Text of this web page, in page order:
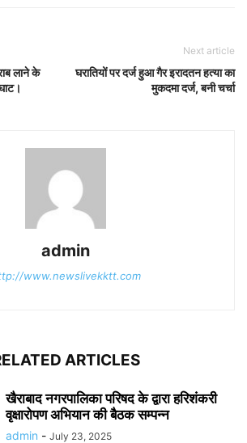
लाने के
Next article
घरातियों पर दर्ज हुआ गैर इरादतन हत्या का
मुकदमा दर्ज, बनी चर्चा
admin
www.newslivekktt.com
ARTICLES
खैराबाद नगरपालिका परिषद के द्वारा हरिशंकरी
वृक्षारोपण अभियान की बैठक सम्पन्न
admin - July 23, 2025